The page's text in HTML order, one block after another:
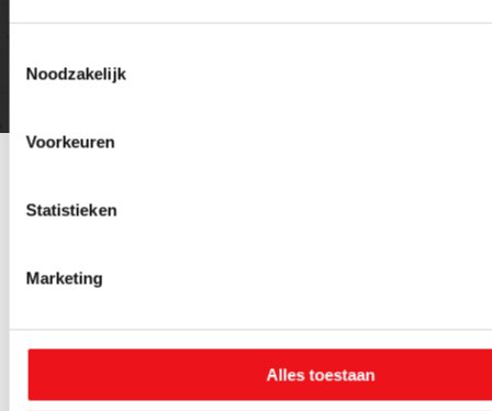
Noodzakelijk
Voorkeuren
Statistieken
Marketing
Alles toestaan
Gerelateerde
producten